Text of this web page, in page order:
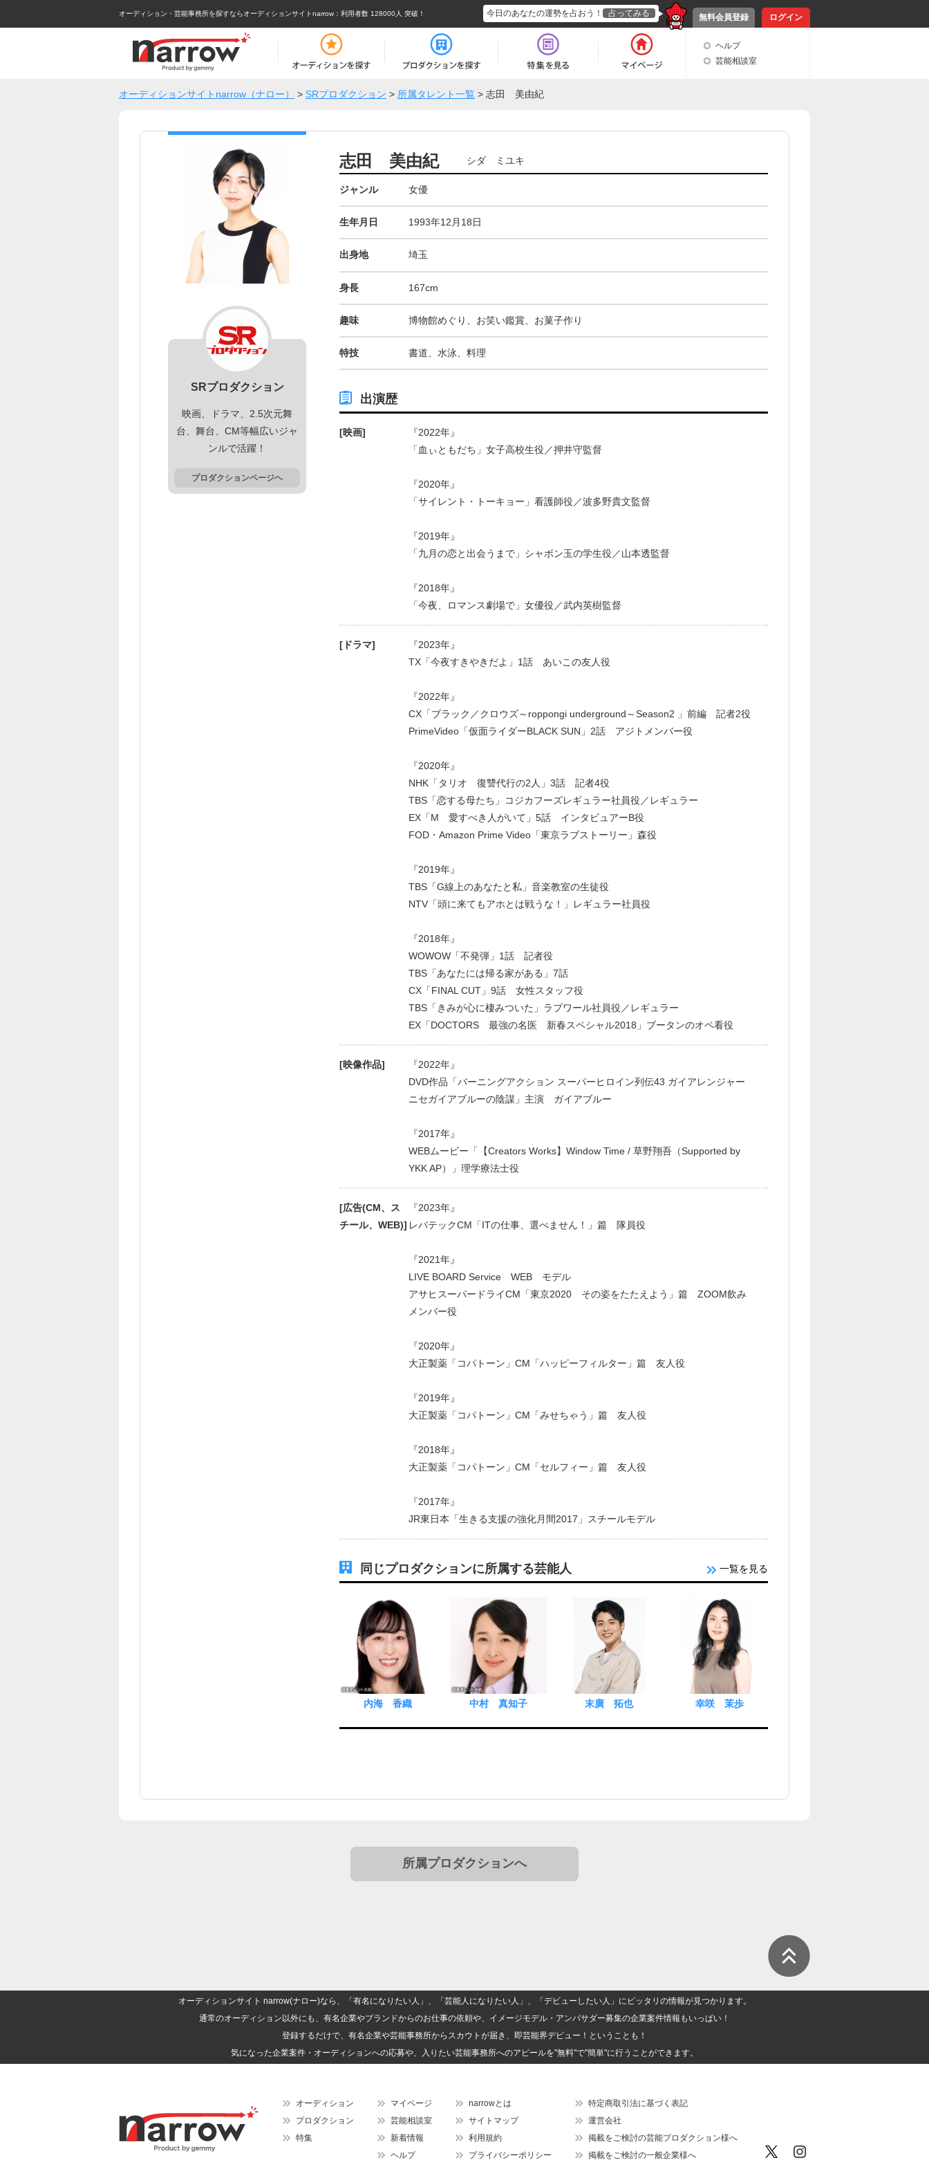
オーディション・芸能事務所を探すならオーディションサイトnarrow ：利用者数 128000人 突破！ 無料会員登録 ログイン
今日のあなたの運勢を占おう！ 占ってみる
ヘルプ
芸能相談室
オーディションサイトnarrow（ナロー） > SRプロダクション > 所属タレント一覧 > 志田 美由紀
SRプロダクション
映画、ドラマ、2.5次元舞
台、舞台、CM等幅広いジャ
ンルで活躍！
プロダクションページヘ
志田 美由紀 シダ ミユキ
ジャンル 女優
生年月日 1993年12月18日
出身地 埼玉
身長 167cm
趣味 博物館めぐり、お笑い鑑賞、お菓子作り
特技 書道、水泳、料理
出演歴
[映画]
『2022年』
「血ぃともだち」女子高校生役／押井守監督
『2020年』
「サイレント・トーキョー」看護師役／波多野貴文監督
『2019年』
「九月の恋と出会うまで」シャボン玉の学生役／山本透監督
『2018年』
「今夜、ロマンス劇場で」女優役／武内英樹監督
[ドラマ]
『2023年』
TX「今夜すきやきだよ」1話 あいこの友人役
『2022年』
CX「ブラック／クロウズ～roppongi underground～Season2 」前編 記者2役
PrimeVideo「仮面ライダーBLACK SUN」2話 アジトメンバー役
『2020年』
NHK「タリオ 復讐代行の2人」3話 記者4役
TBS「恋する母たち」コジカフーズレギュラー社員役／レギュラー
EX「M 愛すべき人がいて」5話 インタビュアーB役
FOD・Amazon Prime Video「東京ラブストーリー」森役
『2019年』
TBS「G線上のあなたと私」音楽教室の生徒役
NTV「頭に来てもアホとは戦うな！」レギュラー社員役
『2018年』
WOWOW「不発弾」1話 記者役
TBS「あなたには帰る家がある」7話
CX「FINAL CUT」9話 女性スタッフ役
TBS「きみが心に棲みついた」ラプワール社員役／レギュラー
EX「DOCTORS 最強の名医 新春スペシャル2018」ブータンのオペ看役
[映像作品]
『2022年』
DVD作品「バーニングアクション スーパーヒロイン列伝43 ガイアレンジャー
ニセガイアブルーの陰謀」主演 ガイアブルー
『2017年』
WEBムービー「【Creators Works】Window Time / 草野翔吾（Supported by
YKK AP）」理学療法士役
[広告(CM、ス
チール、WEB)]
『2023年』
レバテックCM「ITの仕事、選べません！」篇 隊員役
『2021年』
LIVE BOARD Service WEB モデル
アサヒスーパードライCM「東京2020 その姿をたたえよう」篇 ZOOM飲み
メンバー役
『2020年』
大正製薬「コパトーン」CM「ハッピーフィルター」篇 友人役
『2019年』
大正製薬「コパトーン」CM「みせちゃう」篇 友人役
『2018年』
大正製薬「コパトーン」CM「セルフィー」篇 友人役
『2017年』
JR東日本「生きる支援の強化月間2017」スチールモデル
同じプロダクションに所属する芸能人 一覧を見る
内海 香織 中村 真知子 末廣 拓也 幸咲 茉歩
所属プロダクションへ
オーディションサイト narrow(ナロー)なら、「有名になりたい人」、「芸能人になりたい人」、「デビューしたい人」にピッタリの情報が見つかります。
通常のオーディション以外にも、有名企業やブランドからのお仕事の依頼や、イメージモデル・アンバサダー募集の企業案件情報もいっぱい！
登録するだけで、有名企業や芸能事務所からスカウトが届き、即芸能界デビュー！ということも！
気になった企業案件・オーディションへの応募や、入りたい芸能事務所へのアピールを"無料"で"簡単"に行うことができます。
オーディション
プロダクション
特集
マイページ
芸能相談室
新着情報
ヘルプ
narrowとは
サイトマップ
利用規約
プライバシーポリシー
特定商取引法に基づく表記
運営会社
掲載をご検討の芸能プロダクション様へ
掲載をご検討の一般企業様へ